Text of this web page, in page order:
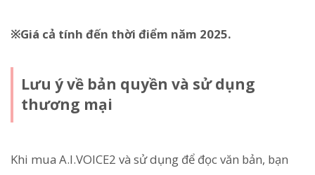
※Giá cả tính đến thời điểm năm 2025.
Lưu ý về bản quyền và sử dụng
thương mại
Khi mua A.I.VOICE2 và sử dụng để đọc văn bản, bạn